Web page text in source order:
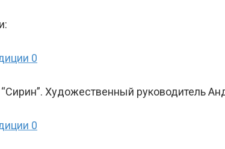
0
Художественный руководитель
0